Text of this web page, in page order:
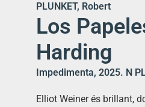
PLUNKET, Robert
Los
Harding
Impedimenta, 2025. N
Elliot Weiner és brillant,